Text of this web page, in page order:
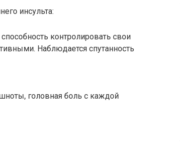
инсульта:
контролировать свои
Наблюдается спутанность
головная боль с каждой